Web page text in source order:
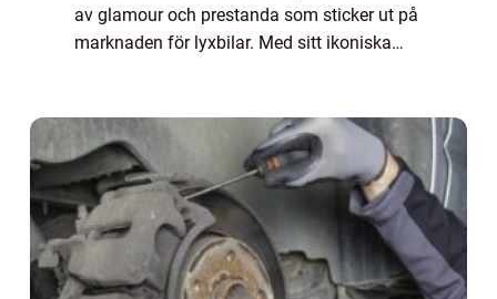
av glamour och prestanda som sticker ut på
marknaden för lyxbilar. Med sitt ikoniska